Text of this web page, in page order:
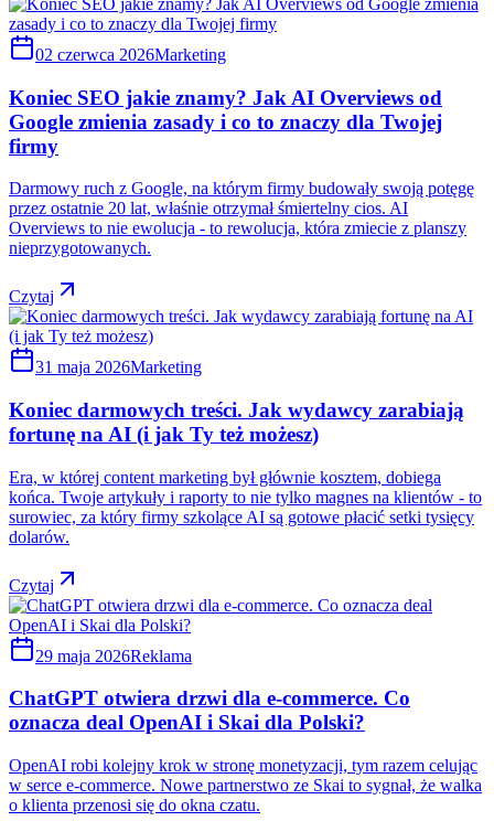
02 czerwca 2026Marketing
Koniec SEO jakie znamy? Jak AI Overviews od
Google zmienia zasady i co to znaczy dla Twojej
firmy
Darmowy ruch z Google, na którym firmy budowały swoją potęgę
przez ostatnie 20 lat, właśnie otrzymał śmiertelny cios. AI
Overviews to nie ewolucja - to rewolucja, która zmiecie z planszy
nieprzygotowanych.
Czytaj
31 maja 2026Marketing
Koniec darmowych treści. Jak wydawcy zarabiają
fortunę na AI (i jak Ty też możesz)
Era, w której content marketing był głównie kosztem, dobiega
końca. Twoje artykuły i raporty to nie tylko magnes na klientów - to
surowiec, za który firmy szkolące AI są gotowe płacić setki tysięcy
dolarów.
Czytaj
29 maja 2026Reklama
ChatGPT otwiera drzwi dla e-commerce. Co
oznacza deal OpenAI i Skai dla Polski?
OpenAI robi kolejny krok w stronę monetyzacji, tym razem celując
w serce e-commerce. Nowe partnerstwo ze Skai to sygnał, że walka
o klienta przenosi się do okna czatu.